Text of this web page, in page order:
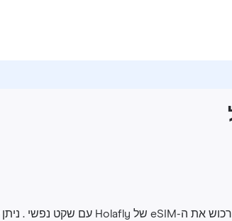
רכוש את ה-‎eSIM שלHolafly ‎ עם שקט נפשי ‎. ניתן לבקש החזר